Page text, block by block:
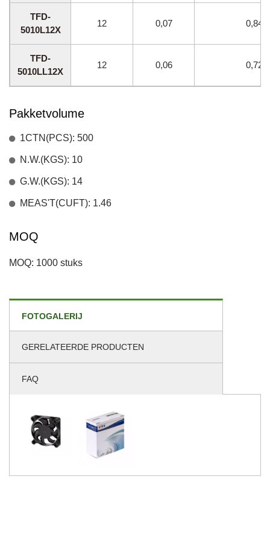
TFD-
5010L12X
12 0,07 0,84
TFD-
5010LL12X
12 0,06 0,72
Pakketvolume
1CTN(PCS): 500
N.W.(KGS): 10
G.W.(KGS): 14
MEAS'T(CUFT): 1.46
MOQ
MOQ: 1000 stuks
FOTOGALERIJ
GERELATEERDE PRODUCTEN
FAQ